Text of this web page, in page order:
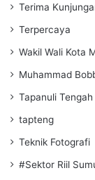
Terima
Terpercaya
Wakil Wali Kota
Muhammad
Tapanuli Tengah
tapteng
Teknik Fotografi
#Sektor Riil